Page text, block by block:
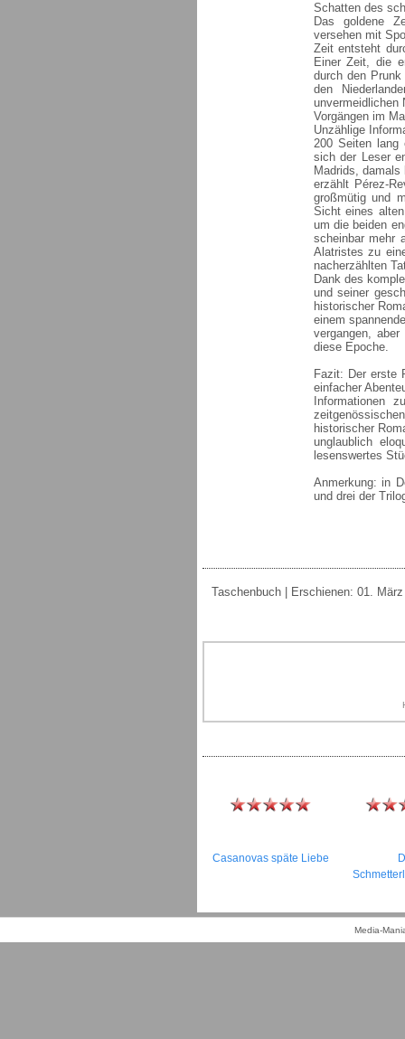
Schatten des
Das goldene
versehen mit
Zeit entsteht
Einer Zeit, die
durch den
den
unvermeidlichen
Vorgängen im
Unzählige
200 Seiten lang
sich der Leser
Madrids,
erzählt Pérez-
großmütig und
Sicht eines
um die beiden
scheinbar mehr
Alatristes zu
nacherzählten
Dank des
und seiner
historischer
einem
vergangen,
diese Epoche.
Fazit: Der erste
einfacher
Informationen
historischer
unglaublich
lesenswertes
Anmerkung: in
und drei der
Taschenbuch | Erschienen: 01.
Casanovas späte Liebe
Media-